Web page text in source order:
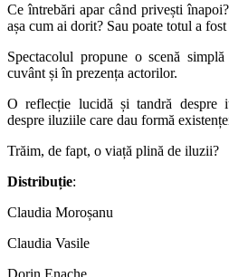
Ce întrebări apar când privești
așa cum ai dorit? Sau poate totul a
Spectacolul propune o scenă
cuvânt și în prezența actorilor.
O reflecție lucidă și tandră despre
despre iluziile care dau formă
Trăim, de fapt, o viață plină de iluzii?
Distribuție:
Claudia Moroșanu
Claudia Vasile
Dorin Enache